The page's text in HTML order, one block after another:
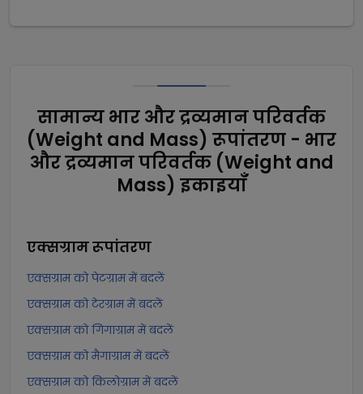
सामान्य भार और द्रव्यमान परिवर्तक
(Weight and Mass) रूपांतरण - भार
और द्रव्यमान परिवर्तक (Weight and
Mass) इकाइयाँ
एक्सग्रामरूपांतरण
एक्सग्राम को पेटग्राम में बदलें
एक्सग्राम को टेरग्राम में बदलें
एक्सग्राम को गिगाग्राम में बदलें
एक्सग्राम को मैगाग्राम में बदलें
एक्सग्राम को किलोग्राम में बदलें